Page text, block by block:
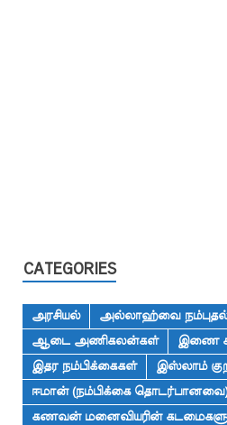
CATEGORIES
அரசியல்
அல்லாஹ்வை
ஆடை அணிகலன்கள்
இணை
இதர நம்பிக்கைகள்
இஸ்லாம்
ஈமான் (நம்பிக்கை தொடர்பானவை)
கணவன் மனைவியரின்